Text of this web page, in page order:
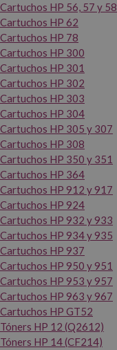
Cartuchos HP 56, 57 y 58
Cartuchos HP 62
Cartuchos HP 78
Cartuchos HP 300
Cartuchos HP 301
Cartuchos HP 302
Cartuchos HP 303
Cartuchos HP 304
Cartuchos HP 305 y 307
Cartuchos HP 308
Cartuchos HP 350 y 351
Cartuchos HP 364
Cartuchos HP 912 y 917
Cartuchos HP 924
Cartuchos HP 932 y 933
Cartuchos HP 934 y 935
Cartuchos HP 937
Cartuchos HP 950 y 951
Cartuchos HP 953 y 957
Cartuchos HP 963 y 967
Cartuchos HP GT52
Tóners HP 12 (Q2612)
Tóners HP 14 (CF214)